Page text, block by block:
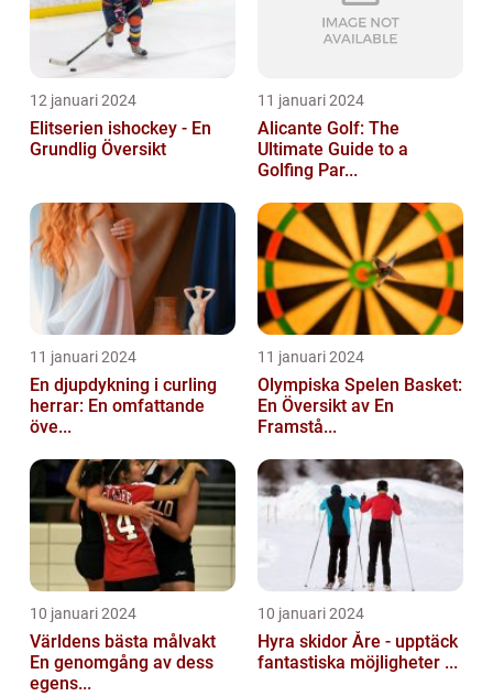
12 januari 2024
Elitserien ishockey - En
Grundlig Översikt
11 januari 2024
Alicante Golf: The
Ultimate Guide to a
Golfing Par...
11 januari 2024
En djupdykning i curling
herrar: En omfattande
öve...
11 januari 2024
Olympiska Spelen Basket:
En Översikt av En
Framstå...
10 januari 2024
Världens bästa målvakt
En genomgång av dess
egens...
10 januari 2024
Hyra skidor Åre - upptäck
fantastiska möjligheter ...